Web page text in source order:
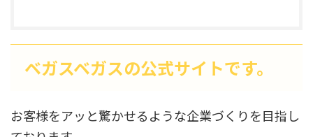
ベガスベガスの公式サイトです。
お客様をアッと驚かせるような企業づくりを目指し